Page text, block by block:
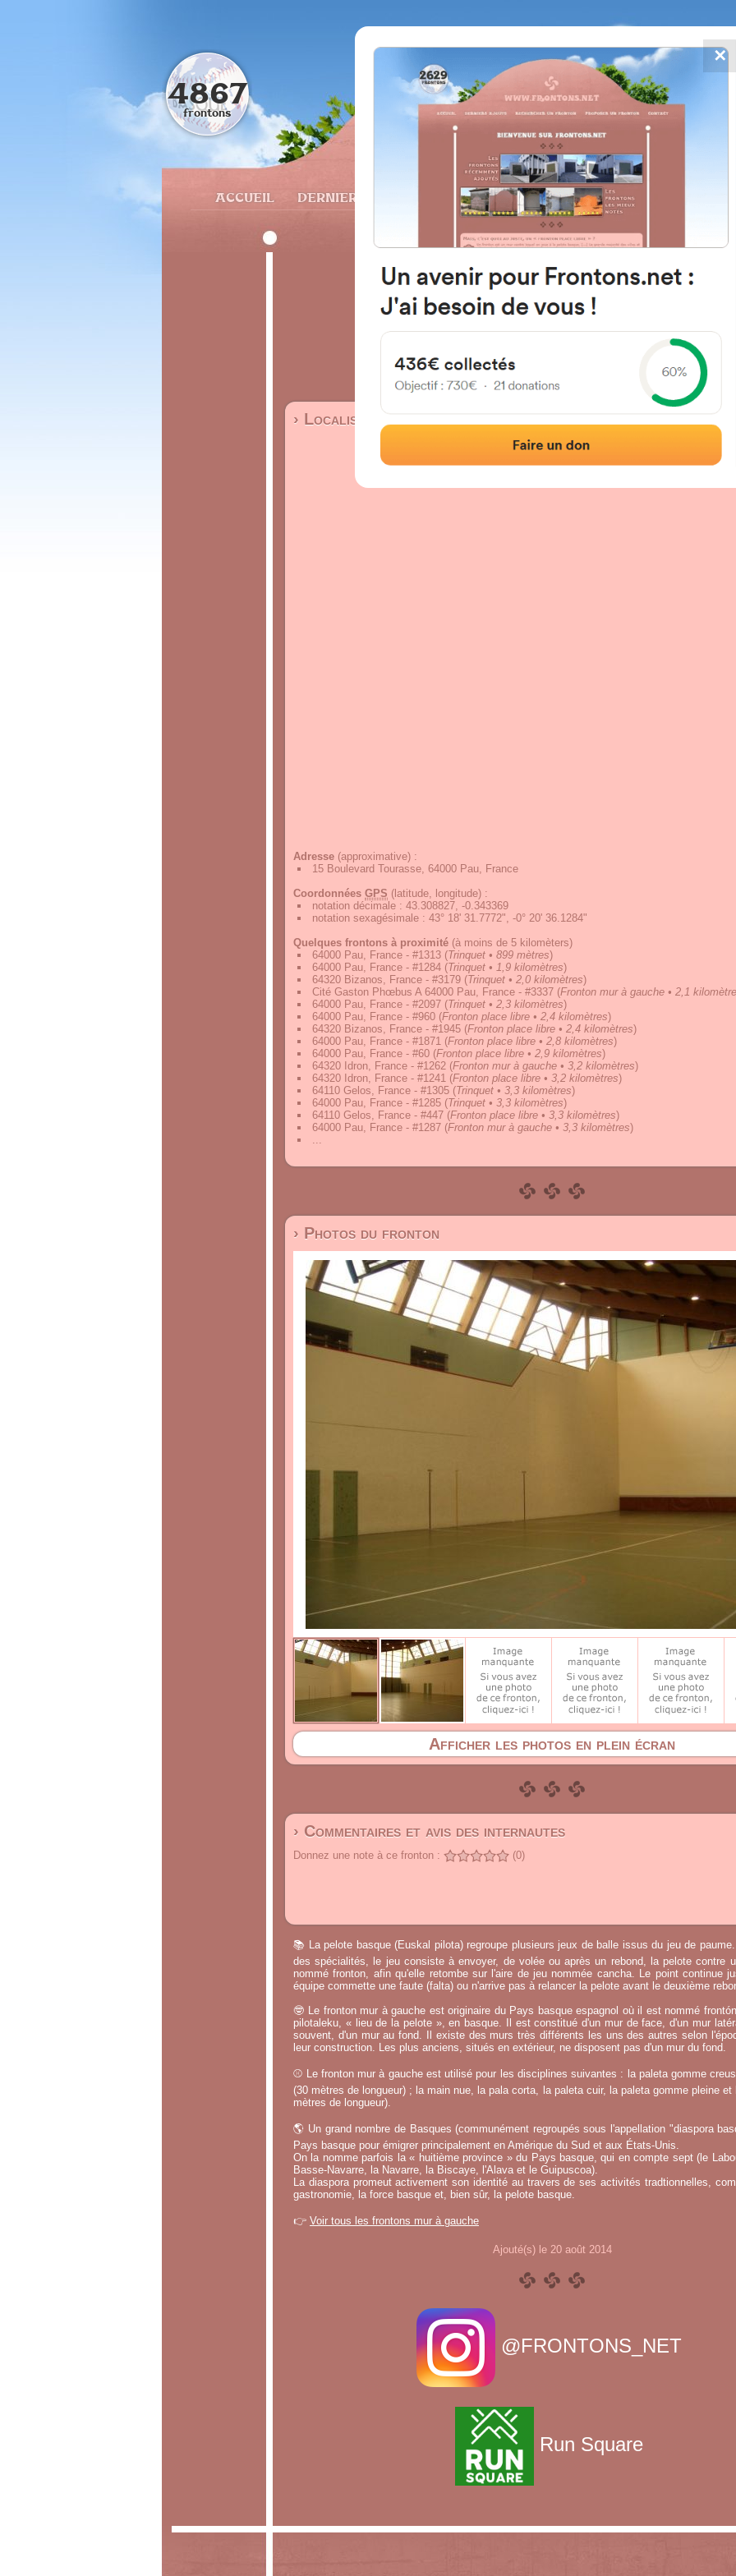
FRONTONS.NET
ACCUEIL DERNIERS AJOUTS RECHERCHER UN FRONTON
4867
frontons
64000 Pau, France
15 Boulevard Tourasse
#1312
Localisation|Photos|Commentaires et avis
› Localisation du fronton
Adresse (approximative) :
15 Boulevard Tourasse, 64000 Pau, France
Coordonnées GPS (latitude, longitude) :
notation décimale : 43.308827, -0.343369
notation sexagésimale : 43° 18' 31.7772", -0° 20' 36.1284"
Quelques frontons à proximité (à moins de 5 kilomèters)
64000 Pau, France - #1313 (Trinquet • 899 mètres)
64000 Pau, France - #1284 (Trinquet • 1,9 kilomètres)
64320 Bizanos, France - #3179 (Trinquet • 2,0 kilomètres)
Cité Gaston Phœbus A 64000 Pau, France - #3337 (Fronton mur à gauche • 2,1
64000 Pau, France - #2097 (Trinquet • 2,3 kilomètres)
64000 Pau, France - #960 (Fronton place libre • 2,4 kilomètres)
64320 Bizanos, France - #1945 (Fronton place libre • 2,4 kilomètres)
64000 Pau, France - #1871 (Fronton place libre • 2,8 kilomètres)
64000 Pau, France - #60 (Fronton place libre • 2,9 kilomètres)
64320 Idron, France - #1262 (Fronton mur à gauche • 3,2 kilomètres)
64320 Idron, France - #1241 (Fronton place libre • 3,2 kilomètres)
64110 Gelos, France - #1305 (Trinquet • 3,3 kilomètres)
64000 Pau, France - #1285 (Trinquet • 3,3 kilomètres)
64110 Gelos, France - #447 (Fronton place libre • 3,3 kilomètres)
64000 Pau, France - #1287 (Fronton mur à gauche • 3,3 kilomètres)
...
› Photos du fronton
Afficher les photos en plein écran
› Commentaires et avis des internautes
Donnez une note à ce fronton : (0)
📚 La pelote basque (Euskal pilota) regroupe plusieurs jeux de balle issus du jeu de
des spécialités, le jeu consiste à envoyer, de volée ou après un rebond, la pelote contre
nommé fronton, afin qu'elle retombe sur l'aire de jeu nommée cancha. Le point continue
équipe commette une faute (falta) ou n'arrive pas à relancer la pelote avant le deuxième
🤓 Le fronton mur à gauche est originaire du Pays basque espagnol où il est nommé
pilotaleku, « lieu de la pelote », en basque. Il est constitué d'un mur de face, d'un mur
souvent, d'un mur au fond. Il existe des murs très différents les uns des autres selon
leur construction. Les plus anciens, situés en extérieur, ne disposent pas d'un mur du fond.
⚾ Le fronton mur à gauche est utilisé pour les disciplines suivantes : la paleta gomme
(30 mètres de longueur) ; la main nue, la pala corta, la paleta cuir, la paleta gomme pleine et
mètres de longueur).
🌎 Un grand nombre de Basques (communément regroupés sous l'appellation "diaspora
Pays basque pour émigrer principalement en Amérique du Sud et aux États-Unis.
On la nomme parfois la « huitième province » du Pays basque, qui en compte sept (le
Basse-Navarre, la Navarre, la Biscaye, l'Alava et le Guipuscoa).
La diaspora promeut activement son identité au travers de ses activités tradtionnelles,
gastronomie, la force basque et, bien sûr, la pelote basque.
👉 Voir tous les frontons mur à gauche
Ajouté(s) le 20 août 2014
@FRONTONS_NET
Run Square
✕